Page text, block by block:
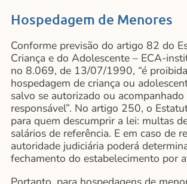
Hospedagem de Menores
Conforme previsão do artigo 82 do
Criança e do Adolescente – ECA-
no 8.069, de 13/07/1990, “é
hospedagem de criança ou
salvo se autorizado ou
responsável”. No artigo 250, o
para quem descumprir a lei: multas
salários de referência. E em caso de
autoridade judiciária poderá
fechamento do estabelecimento por